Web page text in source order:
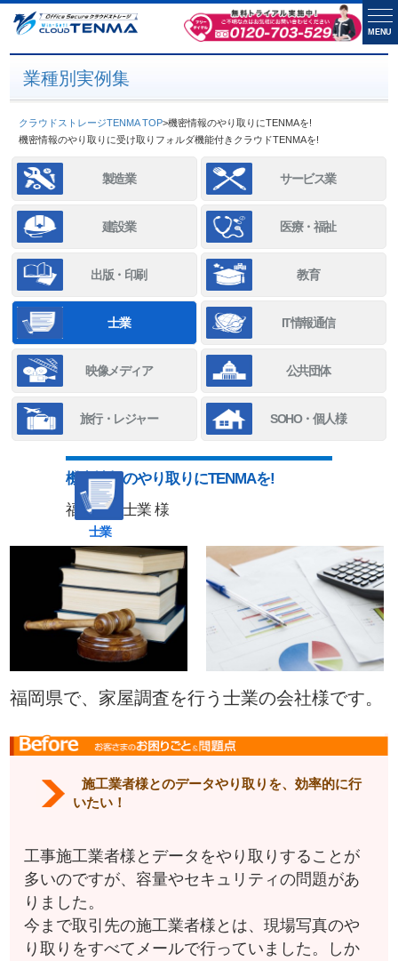
業種別実例集
クラウドストレージTENMA TOP>機密情報のやり取りにTENMAを!
機密情報のやり取りに受け取りフォルダ機能付きクラウドTENMAを!
製造業 サービス業
建設業 医療・福祉
出版・印刷 教育
士業 IT情報通信
映像メディア 公共団体
旅行・レジャー SOHO・個人様
士業
機密情報のやり取りにTENMAを!
福岡県 士業 様
福岡県で、家屋調査を行う士業の会社様です。
施工業者様とのデータやり取りを、効率的に行
いたい！
工事施工業者様とデータをやり取りすることが
多いのですが、容量やセキュリティの問題があ
りました。
今まで取引先の施工業者様とは、現場写真のや
り取りをすべてメールで行っていました。しか
MENU